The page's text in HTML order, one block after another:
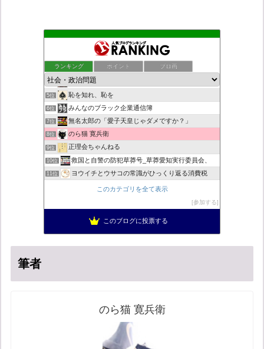
ランキング ポイント ブロ画
Everyone says I love you！
もえるあじあ
ダリチョコ dalichoko
4位 死神タカ位置サナエのオイルショックドクトリン憲法改悪計画！
5位 恥を知れ、恥を
6位 みんなのブラック企業通信簿
7位 無名太郎の「愛子天皇じゃダメですか？」
8位 のら猫 寛兵衛
9位 正理会ちゃんねる
10位 救国と自警の防犯草莽号_草莽愛知実行委員会、
11位 ヨウイチとウサコの常識がひっくり返る消費税
JRと私鉄は駅名の外国語併記の際、日本語の発音/…
バックストリートを歩く影の独り言
このカテゴリを全て表示
参加する
このブログに投票する
筆者
のら猫 寛兵衛